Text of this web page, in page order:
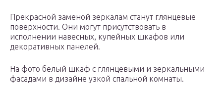
Прекрасной заменой зеркалам станут глянцевые
поверхности. Они могут присутствовать в
исполнении навесных, купейных шкафов или
декоративных панелей.
На фото белый шкаф с глянцевыми и зеркальными
фасадами в дизайне узкой спальной комнаты.